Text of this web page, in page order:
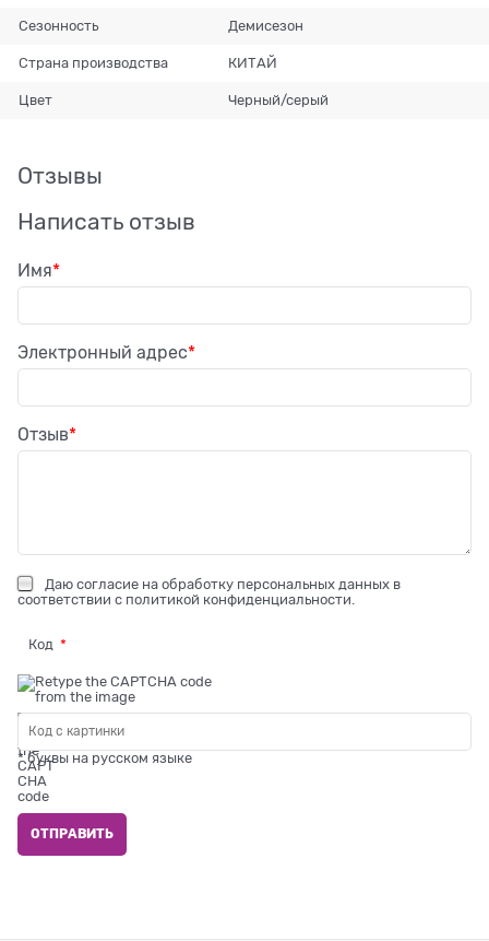
Сезонность Демисезон
Страна производства КИТАЙ
Цвет Черный/серый
Отзывы
Написать отзыв
Имя
Электронный адрес
Отзыв
Даю согласие на обработку персональных данных в
соответствии с политикой конфиденциальности
Код
* буквы на русском языке